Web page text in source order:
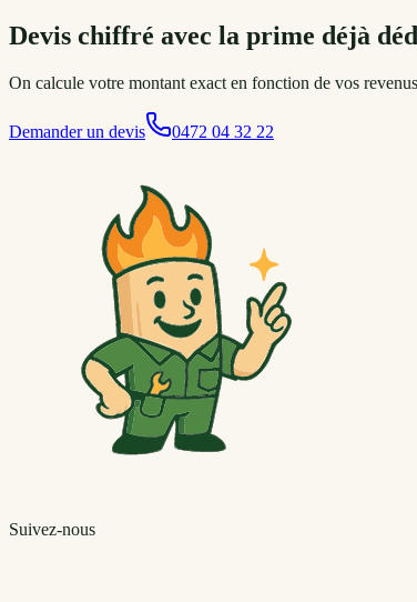
Devis chiffré avec la prime déjà
On calcule votre montant exact en fonction de vos
Demander un devis 0472 04 32 22
Suivez-nous